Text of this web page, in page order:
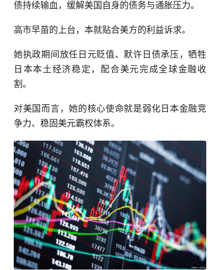
债持续输血，缓解美国自身的债务与通胀压力。
高市早苗的上台，本就贴合美方的利益诉求。
她执政期间放任日元贬值、默许日债承压，牺牲
日本本土经济稳定，配合美元完成全球金融收
割。
对美国而言，她的核心使命就是弱化日本金融竞
争力、稳固美元霸权体系。